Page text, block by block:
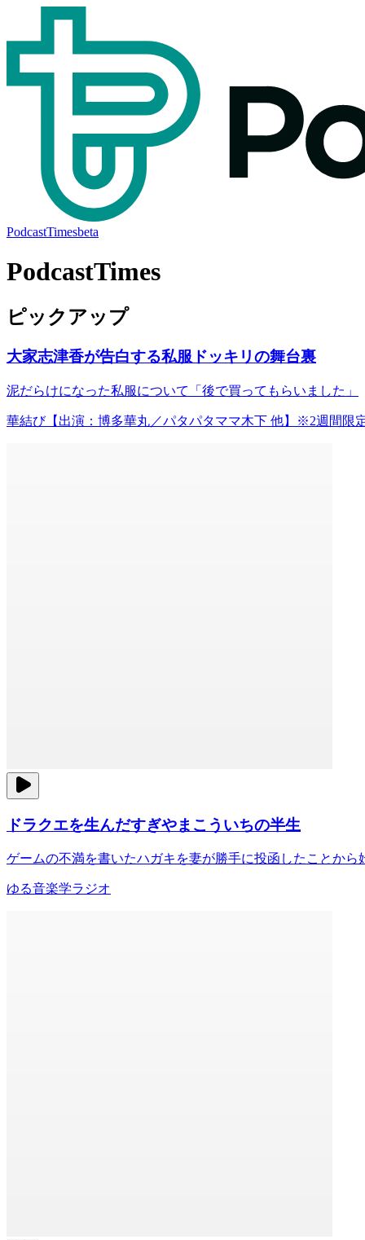
PodcastTimesbeta
PodcastTimes
ピックアップ
大家志津香が告白する私服ドッキリの舞台裏
泥だらけになった私服について「後で買ってもらいました」
華結び【出演：博多華丸／パタパタママ木下 他】※2週間限
ドラクエを生んだすぎやまこういちの半生
ゲームの不満を書いたハガキを妻が勝手に投函したことから
ゆる音楽学ラジオ